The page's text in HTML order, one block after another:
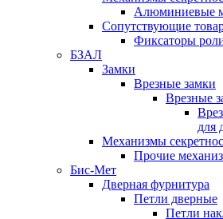
Алюминиевые
Сопутствующие
Фиксаторы
БЗАЛ
Замки
Врезные замки
Врезные
для
Механизмы
Прочие
Бис-Мет
Дверная фурнитура
Петли дверные
Петли